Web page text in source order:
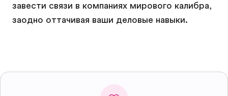
завести связи в компаниях мирового калибра,
заодно оттачивая ваши деловые навыки.